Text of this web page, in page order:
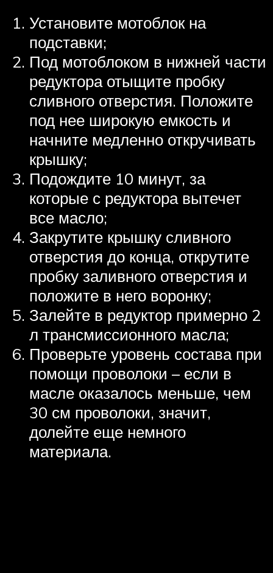
Установите мотоблок на
подставки;
Под мотоблоком в нижней части
редуктора отыщите пробку
сливного отверстия. Положите
под нее широкую емкость и
начните медленно откручивать
крышку;
Подождите 10 минут, за
которые с редуктора вытечет
все масло;
Закрутите крышку сливного
отверстия до конца, открутите
пробку заливного отверстия и
положите в него воронку;
Залейте в редуктор примерно 2
л трансмиссионного масла;
Проверьте уровень состава при
помощи проволоки – если в
масле оказалось меньше, чем
30 см проволоки, значит,
долейте еще немного
материала.